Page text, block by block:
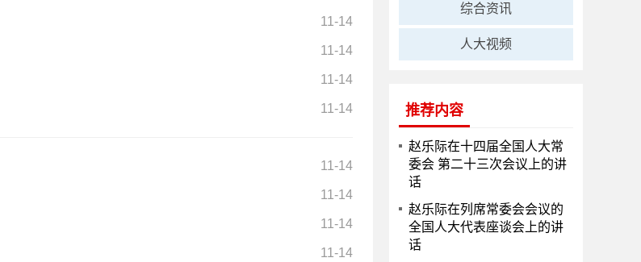
11-14
11-14
11-14
11-14
11-14
11-14
11-14
11-14
综合资讯
人大视频
推荐内容
赵乐际在十四届全国人大常
委会 第二十三次会议上的讲
话
赵乐际在列席常委会会议的
全国人大代表座谈会上的讲
话